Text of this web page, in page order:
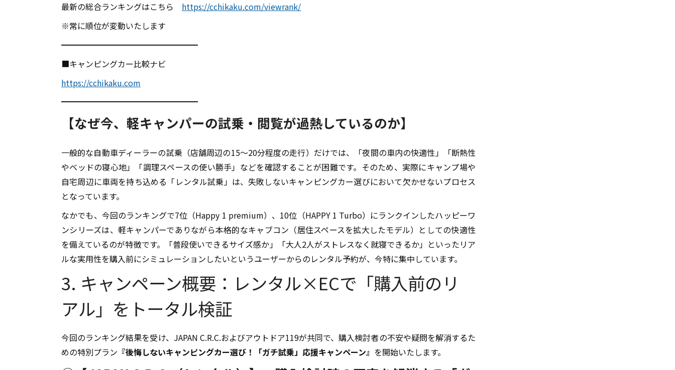
最新の総合ランキングはこちら https://cchikaku.com/viewrank/
※常に順位が変動いたします
━━━━━━━━━━━━━━━━━
■キャンピングカー比較ナビ
https://cchikaku.com
━━━━━━━━━━━━━━━━━
【なぜ今、軽キャンパーの試乗・閲覧が過熱しているのか】
一般的な自動車ディーラーの試乗（店舗周辺の15〜20分程度の走行）だけでは、「夜間の車内の快適性」「断熱性
やベッドの寝心地」「調理スペースの使い勝手」などを確認することが困難です。そのため、実際にキャンプ場や
自宅周辺に車両を持ち込める「レンタル試乗」は、失敗しないキャンピングカー選びにおいて欠かせないプロセス
となっています。
なかでも、今回のランキングで7位（Happy 1 premium）、10位（HAPPY 1 Turbo）にランクインしたハッピーワ
ンシリーズは、軽キャンパーでありながら本格的なキャブコン（居住スペースを拡大したモデル）としての快適性
を備えているのが特徴です。「普段使いできるサイズ感か」「大人2人がストレスなく就寝できるか」といったリア
ルな実用性を購入前にシミュレーションしたいというユーザーからのレンタル予約が、今特に集中しています。
3. キャンペーン概要：レンタル×ECで「購入前のリ
アル」をトータル検証
今回のランキング結果を受け、JAPAN C.R.C.およびアウトドア119が共同で、購入検討者の不安や疑問を解消するた
めの特別プラン 『後悔しないキャンピングカー選び！「ガチ試乗」応援キャンペーン』 を開始いたします。